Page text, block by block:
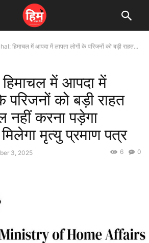
हिमाचल में आपदा में लापता लोगों के परिजनों को बड़ी राहत...
में आपदा में
परिजनों को बड़ी राहत
करना पड़ेगा
मृत्यु प्रमाण पत्र
3, 2025 0
6